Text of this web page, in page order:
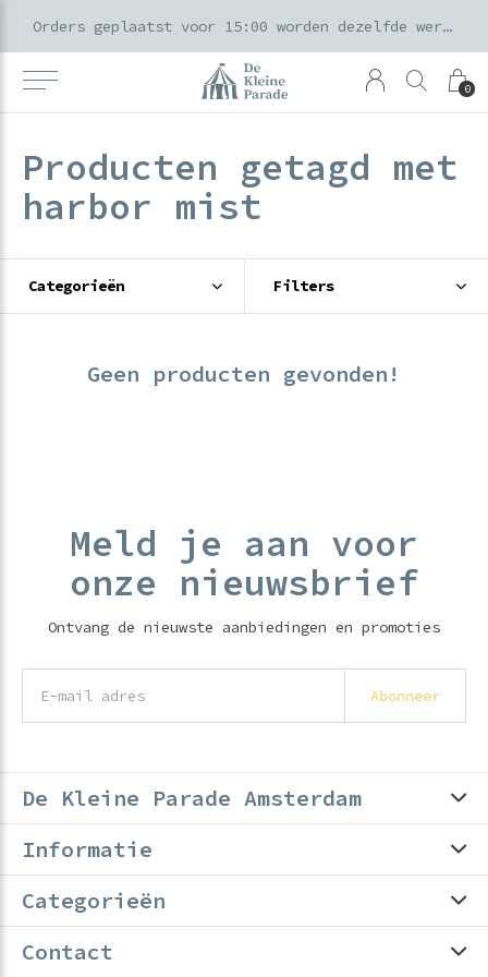
0
Orders geplaatst voor 15:00 worden dezelfde werkdag verzonden
Producten getagd met
harbor mist
Categorieën Filters
Geen producten gevonden!
Meld je aan voor
onze nieuwsbrief
Ontvang de nieuwste aanbiedingen en promoties
Abonneer
De Kleine Parade Amsterdam
Informatie
Categorieën
Contact